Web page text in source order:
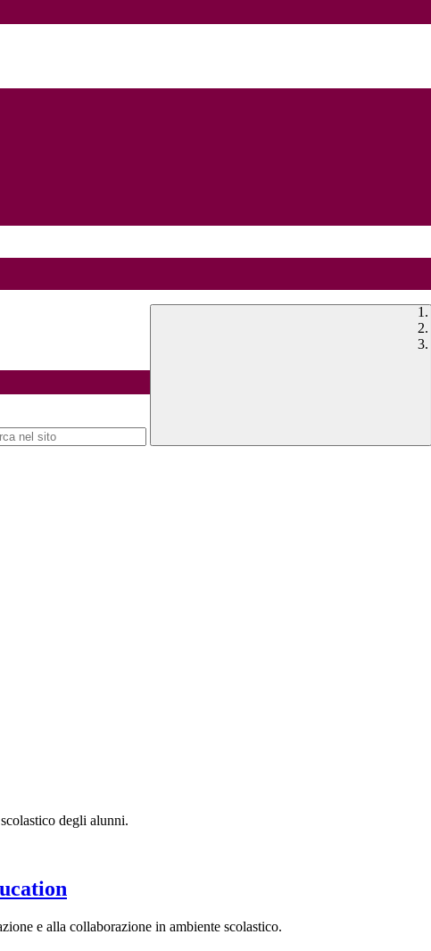
degli alunni.
e alla collaborazione in ambiente scolastico.